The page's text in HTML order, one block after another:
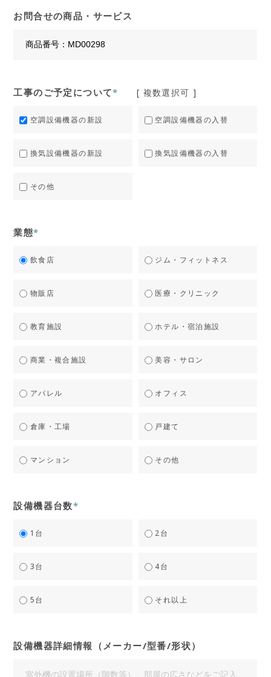
お問合せの商品・サービス
工事のご予定について* [ 複数選択可 ]
空調設備機器の新設 空調設備機器の入替
換気設備機器の新設 換気設備機器の入替
その他
業態*
飲食店 ジム・フィットネス
物販店 医療・クリニック
教育施設 ホテル・宿泊施設
商業・複合施設 美容・サロン
アパレル オフィス
倉庫・工場 戸建て
マンション その他
設備機器台数*
1台 2台
3台 4台
5台 それ以上
設備機器詳細情報（メーカー/型番/形状）